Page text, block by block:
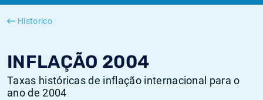
Historico
INFLAÇÃO 2004
Taxas históricas de inflação internacional para o
ano de 2004
SONIA
Inflação Europa
Taxas TONAR históricas